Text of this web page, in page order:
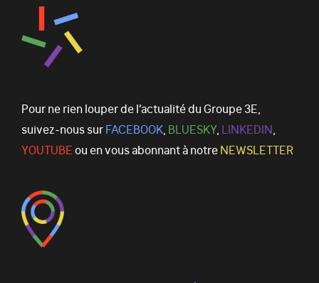
Pour ne rien louper de l’actualité du Groupe 3E,
suivez-nous surFACEBOOK, BLUESKY, LINKEDIN,
YOUTUBEou en vous abonnant à notreNEWSLETTER